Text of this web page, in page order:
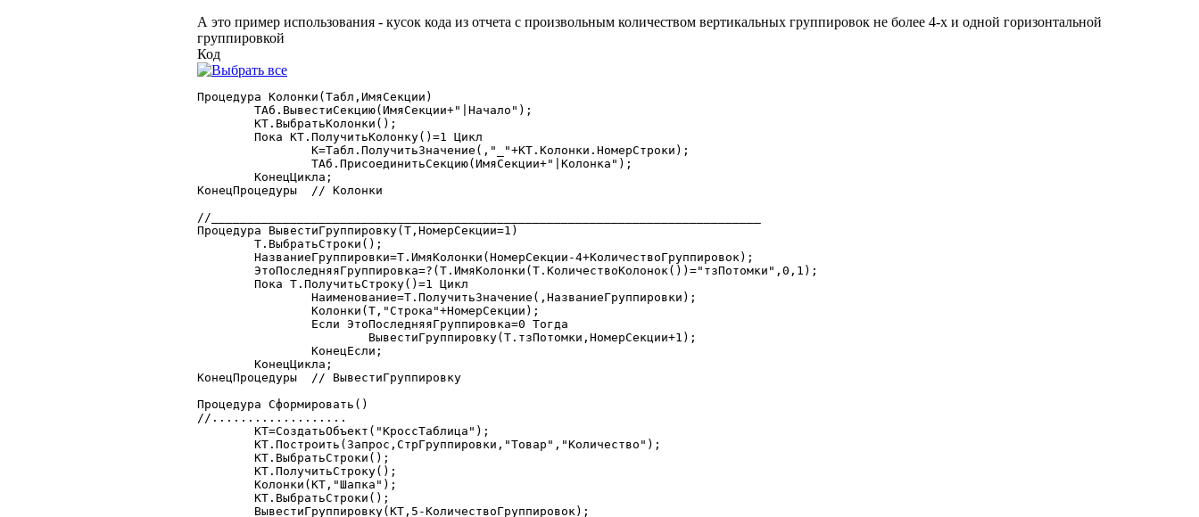
А это пример использования - кусок кода из отчета с произвольным количеством вертикальных группировок не более 4-х и одной горизонтальной
группировкой
Код
Процедура Колонки(Табл,ИмяСекции)
КонецПроцедуры	// Колонки
//_____________________________________________________________________________
Процедура ВывестиГруппировку(Т,НомерСекции=1)
КонецПроцедуры	// ВывестиГруппировку
Процедура Сформировать()
//...................